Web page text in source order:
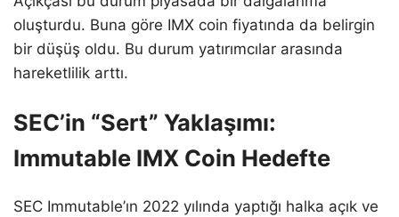
oluşturdu. Buna göre IMX coin fiyatında da belirgin
bir düşüş oldu. Bu durum yatırımcılar arasında
hareketlilik arttı.
SEC’in “Sert” Yaklaşımı:
Immutable IMX Coin Hedefte
SEC Immutable’ın 2022 yılında yaptığı halka açık ve